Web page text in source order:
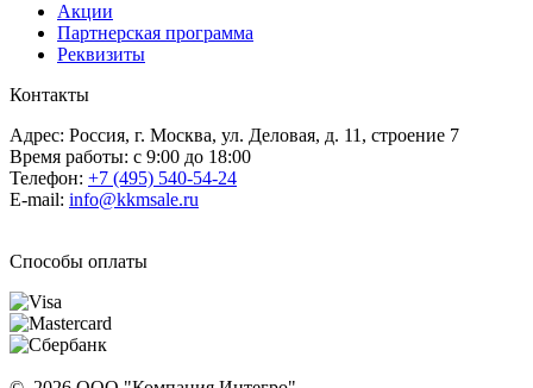
Акции
Партнерская программа
Реквизиты
Контакты
Адрес: Россия, г. Москва, ул. Деловая, д. 11, строение 7
Время работы: с 9:00 до 18:00
Телефон: +7 (495) 540-54-24
E-mail: info@kkmsale.ru
Способы оплаты